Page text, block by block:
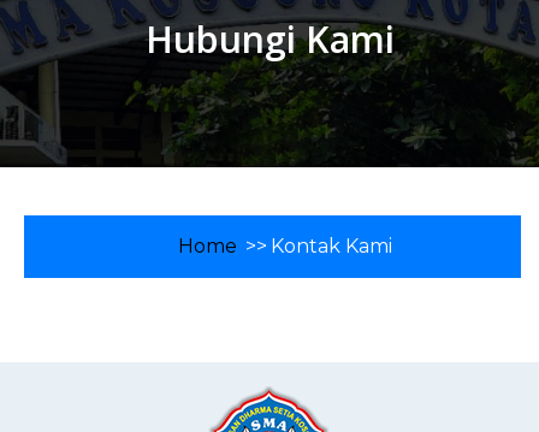
Hubungi Kami
Home >> Kontak Kami